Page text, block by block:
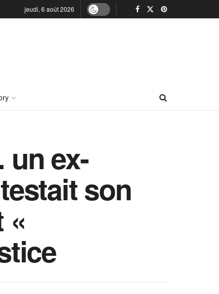
jeudi, 6 août 2026
un ex-
son
«